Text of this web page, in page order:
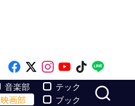
Like on Facebook
Follow on x
Follow on
Follow on
Follow
音楽部
映画部
テック
ブック